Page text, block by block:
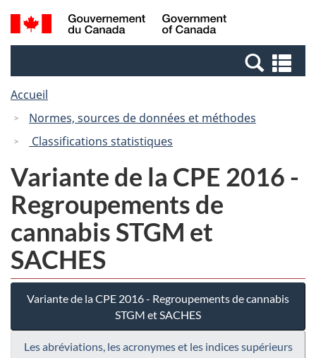
Passer
au
Passer
à
Canada
Recherche
et
et
Accueil
Normes, sources de données et méthodes
Classifications statistiques
Variante de la CPE 2016 -
Regroupements de
cannabis STGM et
SACHES
Variante de la CPE 2016 - Regroupements de cannabis
STGM et SACHES
Les abréviations, les acronymes et les indices supérieurs